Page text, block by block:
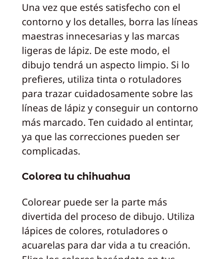
Una vez que estés satisfecho con el
contorno y los detalles, borra las líneas
maestras innecesarias y las marcas
ligeras de lápiz. De este modo, el
dibujo tendrá un aspecto limpio. Si lo
prefieres, utiliza tinta o rotuladores
para trazar cuidadosamente sobre las
líneas de lápiz y conseguir un contorno
más marcado. Ten cuidado al entintar,
ya que las correcciones pueden ser
complicadas.
Colorea tu chihuahua
Colorear puede ser la parte más
divertida del proceso de dibujo. Utiliza
lápices de colores, rotuladores o
acuarelas para dar vida a tu creación.